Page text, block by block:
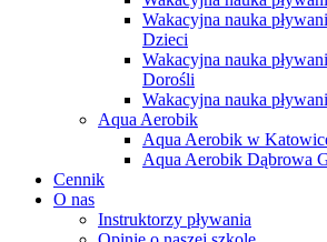
Wakacyjna nauka
Dzieci
Wakacyjna nauka
Dorośli
Wakacyjna nauka
Aqua Aerobik
Aqua Aerobik w
Aqua Aerobik Dąbrowa
Cennik
O nas
Instruktorzy pływania